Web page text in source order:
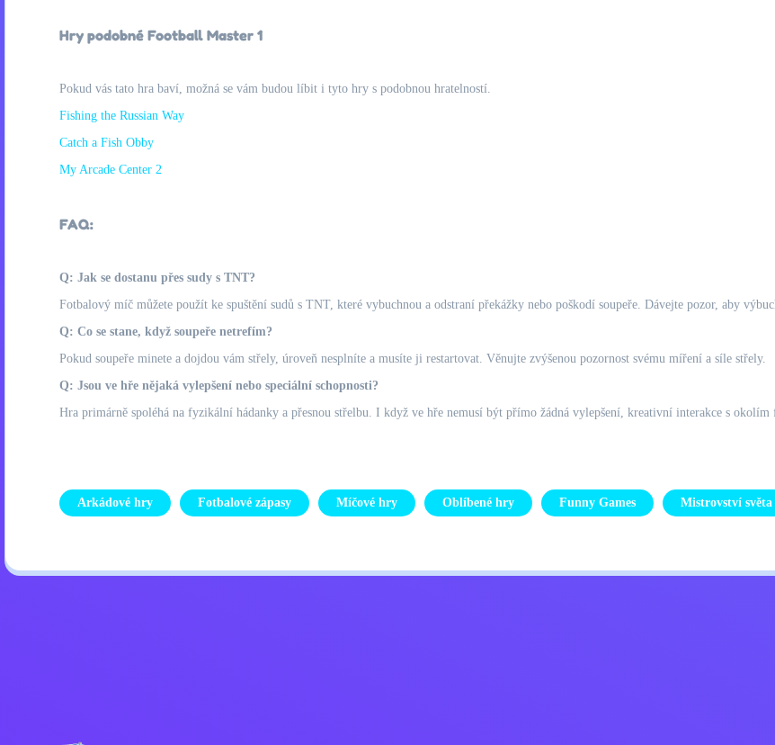
Hry podobné Football Master 1
Pokud vás tato hra baví, možná se vám budou líbit i tyto hry s podobnou hratelností.
Fishing the Russian Way
Catch a Fish Obby
My Arcade Center 2
FAQ:
Q: Jak se dostanu přes sudy s TNT?
Fotbalový míč můžete použít ke spuštění sudů s TNT, které vybuchnou a odstraní překážky nebo poškodí soupeře. Dávejte pozor, aby
Q: Co se stane, když soupeře netrefím?
Pokud soupeře minete a dojdou vám střely, úroveň nesplníte a musíte ji restartovat. Věnujte zvýšenou pozornost svému míření a síle střely.
Q: Jsou ve hře nějaká vylepšení nebo speciální schopnosti?
Hra primárně spoléhá na fyzikální hádanky a přesnou střelbu. I když ve hře nemusí být přímo žádná vylepšení, kreativní interakce s
Arkádové hry Fotbalové zápasy Míčové hry Oblíbené hry Funny Games Mistrovství